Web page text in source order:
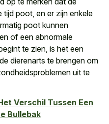
tijd poot, en er zijn enkele
poot kunnen
of een abnormale
te zien, is het een
dierenarts te brengen om
uit te
Verschil Tussen Een
Bullebak